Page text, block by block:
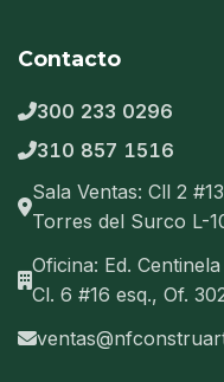
Contacto
300 233 0296
310 857 1516
Sala Ventas: Cll 2
Torres del Surco L-
Oficina: Ed.
Cl. 6 #16 esq., Of.